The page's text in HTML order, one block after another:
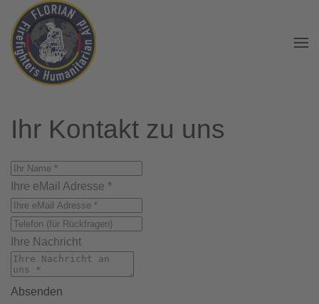
Zum Hauptinhalt springen
Ihr Kontakt zu uns
Ihre eMail Adresse *
Ihre Nachricht
Absenden